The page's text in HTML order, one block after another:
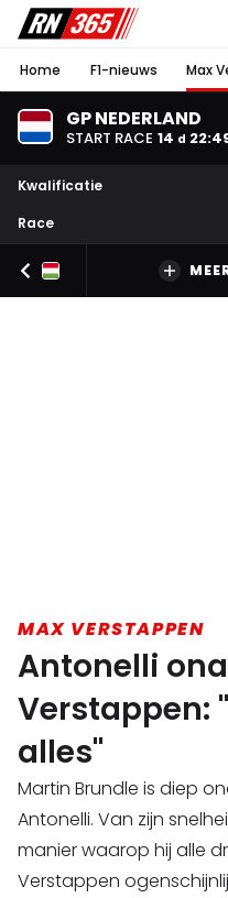
Home F1-nieuws Max
GP NEDERLAND
START RACE 14 d 22:
Kwalificatie
Race
MAX VERSTAPPEN
Antonelli
Verstappen:
alles"
Martin Brundle is diep
Antonelli. Van zijn
manier waarop hij alle
Verstappen